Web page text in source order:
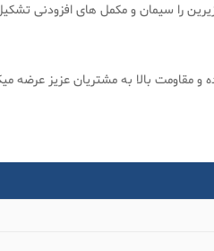
را سیمان و مکمل های افزودنی
و مقاومت بالا به مشتریان عزیز عرضه